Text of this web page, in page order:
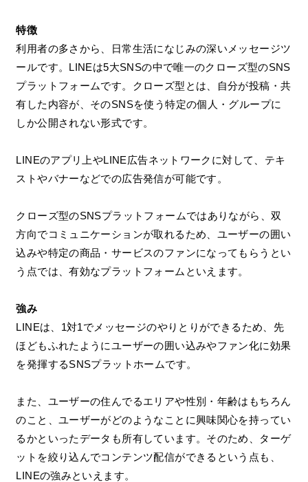
特徴
利用者の多さから、日常生活になじみの深いメッセージツ
ールです。LINEは5大SNSの中で唯一のクローズ型のSNS
プラットフォームです。クローズ型とは、自分が投稿・共
有した内容が、そのSNSを使う特定の個人・グループに
しか公開されない形式です。
LINEのアプリ上やLINE広告ネットワークに対して、テキ
ストやバナーなどでの広告発信が可能です。
クローズ型のSNSプラットフォームではありながら、双
方向でコミュニケーションが取れるため、ユーザーの囲い
込みや特定の商品・サービスのファンになってもらうとい
う点では、有効なプラットフォームといえます。
強み
LINEは、1対1でメッセージのやりとりができるため、先
ほどもふれたようにユーザーの囲い込みやファン化に効果
を発揮するSNSプラットホームです。
また、ユーザーの住んでるエリアや性別・年齢はもちろん
のこと、ユーザーがどのようなことに興味関心を持ってい
るかといったデータも所有しています。そのため、ターゲ
ットを絞り込んでコンテンツ配信ができるという点も、
LINEの強みといえます。